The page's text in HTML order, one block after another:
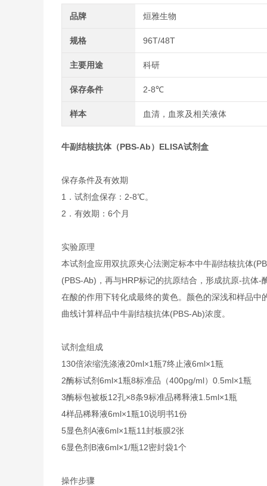
品牌 烜雅生物
规格 96T/48T
主要用途 科研
保存条件 2-8℃
样本 血清，血浆及相关液体
牛副结核抗体（PBS-Ab）ELISA试剂盒
保存条件及有效期
1．试剂盒保存：2-8℃。
2．有效期：6个月
实验原理
本试剂盒应用双抗原夹心法测定标本中牛副结核抗体
(PBS-Ab)，再与HRP标记的抗原结合，形成抗原-抗体
在酸的作用下转化成最终的黄色。颜色的深浅和样品
曲线计算样品中牛副结核抗体(PBS-Ab)浓度。
试剂盒组成
130倍浓缩洗涤液20ml×1瓶7终止液6ml×1瓶
2酶标试剂6ml×1瓶8标准品（400pg/ml） 0.5ml×1瓶
3酶标包被板12孔×8条9标准品稀释液1.5ml×1瓶
4样品稀释液6ml×1瓶10说明书1份
5显色剂A液6ml×1瓶11封板膜2张
6显色剂B液6ml×1/瓶12密封袋1个
操作步骤